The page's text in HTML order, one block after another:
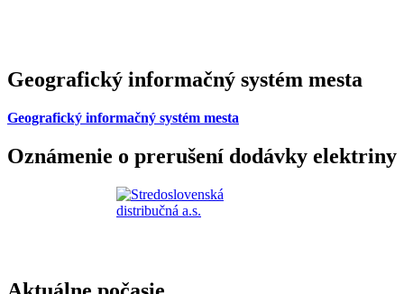
Geografický informačný systém mesta
Geografický informačný systém mesta
Oznámenie o prerušení dodávky elektriny